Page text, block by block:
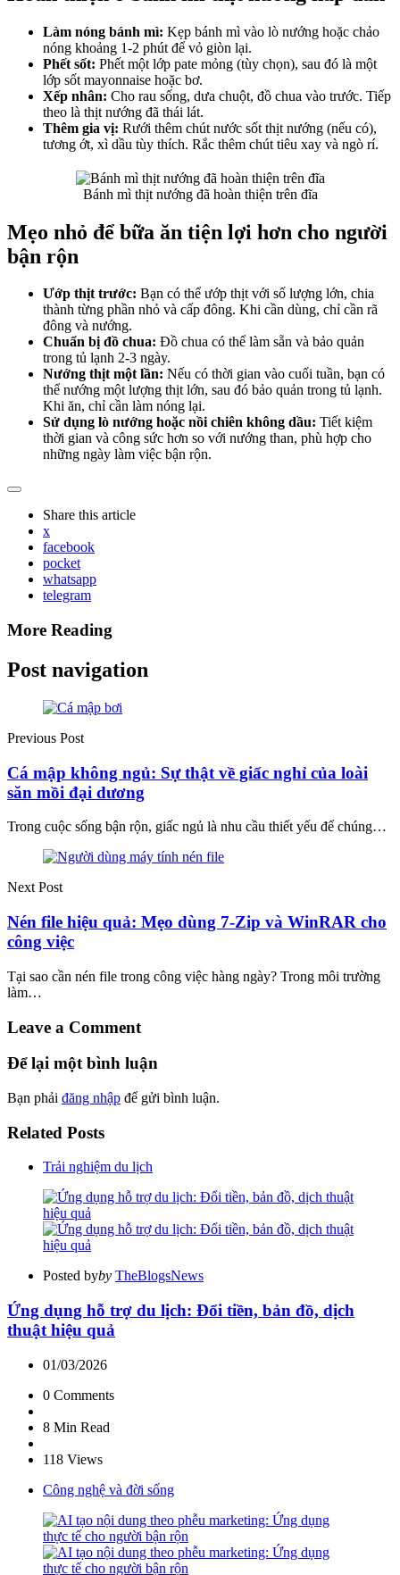
Làm nóng bánh mì: Kẹp bánh mì vào lò nướng hoặc chảo
nóng khoảng 1-2 phút để vỏ giòn lại.
Phết sốt: Phết một lớp pate mỏng (tùy chọn), sau đó là một
lớp sốt mayonnaise hoặc bơ.
Xếp nhân: Cho rau sống, dưa chuột, đồ chua vào trước. Tiếp
theo là thịt nướng đã thái lát.
Thêm gia vị: Rưới thêm chút nước sốt thịt nướng (nếu có),
tương ớt, xì dầu tùy thích. Rắc thêm chút tiêu xay và ngò rí.
Bánh mì thịt nướng đã hoàn thiện trên đĩa
Mẹo nhỏ để bữa ăn tiện lợi hơn cho người
bận rộn
Ướp thịt trước: Bạn có thể ướp thịt với số lượng lớn, chia
thành từng phần nhỏ và cấp đông. Khi cần dùng, chỉ cần rã
đông và nướng.
Chuẩn bị đồ chua: Đồ chua có thể làm sẵn và bảo quản
trong tủ lạnh 2-3 ngày.
Nướng thịt một lần: Nếu có thời gian vào cuối tuần, bạn có
thể nướng một lượng thịt lớn, sau đó bảo quản trong tủ lạnh.
Khi ăn, chỉ cần làm nóng lại.
Sử dụng lò nướng hoặc nồi chiên không dầu: Tiết kiệm
thời gian và công sức hơn so với nướng than, phù hợp cho
những ngày làm việc bận rộn.
Share this article
x
facebook
pocket
whatsapp
telegram
More Reading
Post navigation
Previous Post
Cá mập không ngủ: Sự thật về giấc nghỉ của loài
săn mồi đại dương
Trong cuộc sống bận rộn, giấc ngủ là nhu cầu thiết yếu để chúng…
Next Post
Nén file hiệu quả: Mẹo dùng 7-Zip và WinRAR cho
công việc
Tại sao cần nén file trong công việc hàng ngày? Trong môi trường
làm…
Leave a Comment
Để lại một bình luận
Bạn phải đăng nhập để gửi bình luận.
Related Posts
Trải nghiệm du lịch
Posted byby TheBlogsNews
Ứng dụng hỗ trợ du lịch: Đổi tiền, bản đồ, dịch
thuật hiệu quả
01/03/2026
0 Comments
8 Min Read
118 Views
Công nghệ và đời sống